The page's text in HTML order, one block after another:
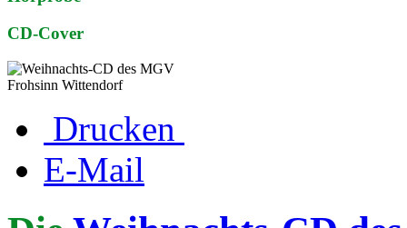
CD-Cover
Drucken
E-Mail